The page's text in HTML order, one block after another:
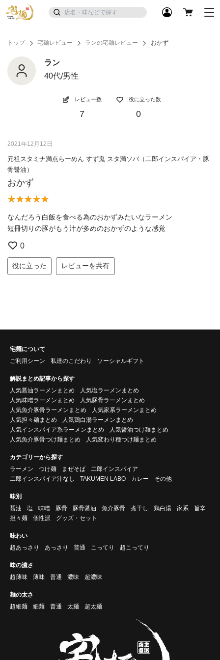
トップ 宅麺レビュー ランの宅麺レビュー おかず
ラン
40代/男性
レビュー数
7
役に立った数
0
2021年12月12日
元祖スタミナ満点らーめん すず鬼 スタ満ソバ（二郎インスパイア・豚
骨醤油）
おかず
なんだろう白飯を食べる為のおかずみたいなラーメン
短冊切りの豚がもう汁が多めのおかずのような感覚
0
役に立った レビューを共有
宅麺について
ご利用シーン
私達のこだわり ソーシャルギフト
解説まとめ記事から探す
人気醤油ラーメンまとめ
人気塩ラーメンまとめ
人気味噌ラーメンまとめ
人気豚骨ラーメンまとめ
人気魚介豚骨ラーメンまとめ
人気家系ラーメンまとめ
人気担々麺まとめ
人気鶏白湯ラーメンまとめ
人気インスパイア系ラーメンまとめ
人気醤油つけ麺まとめ
人気魚介豚骨つけ麺まとめ
人気変わり種つけ麺まとめ
カテゴリーから探す
ラーメン
つけ麺 まぜそば
二郎インスパイア
二郎インスパイア汁なし
TAKUMEN LABO カレー その他
味別
醤油
塩 味噌 豚骨 豚骨醤油 魚介豚骨 煮干し 鶏白湯 家系
旨辛
担々麺
個性派 グッズ・セット
味わい
超あっさり
あっさり 普通 こってり 超こってり
味の濃さ
超薄味
薄味 普通 濃味 超濃味
麺の太さ
超細麺
細麺 普通 太麺 超太麺